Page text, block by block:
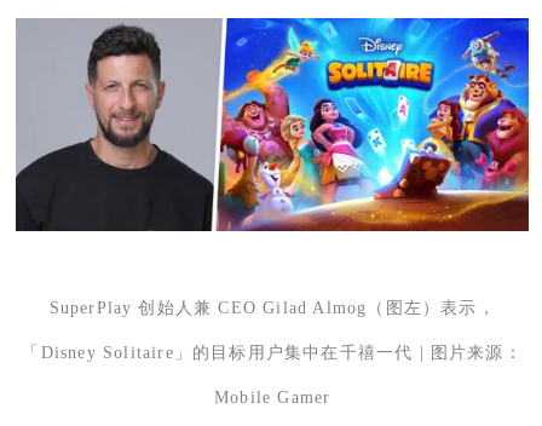
SuperPlay 创始人兼 CEO Gilad Almog（图左）表示，
「Disney Solitaire」的目标用户集中在千禧一代 | 图片来源：
Mobile Gamer